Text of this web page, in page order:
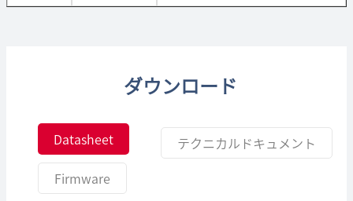
ダウンロード
Datasheet
テクニカルドキュメント
Firmware